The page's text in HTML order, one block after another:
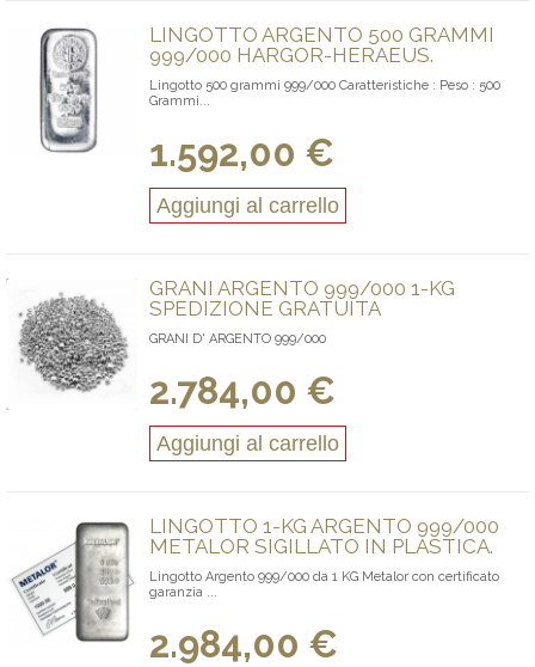
LINGOTTO ARGENTO 500 GRAMMI
999/000 HARGOR-HERAEUS.
Lingotto 500 grammi 999/000 Caratteristiche : Peso : 500
Grammi...
1.592,00 €
Aggiungi al carrello
GRANI ARGENTO 999/000 1-KG
SPEDIZIONE GRATUITA
GRANI D' ARGENTO 999/000
2.784,00 €
Aggiungi al carrello
LINGOTTO 1-KG ARGENTO 999/000
METALOR SIGILLATO IN PLASTICA.
Lingotto Argento 999/000 da 1 KG Metalor con certificato
garanzia ...
2.984,00 €